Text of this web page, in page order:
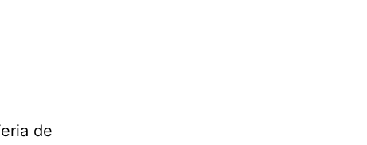
de